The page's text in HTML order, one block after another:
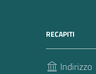
RECAPITI
Indirizzo